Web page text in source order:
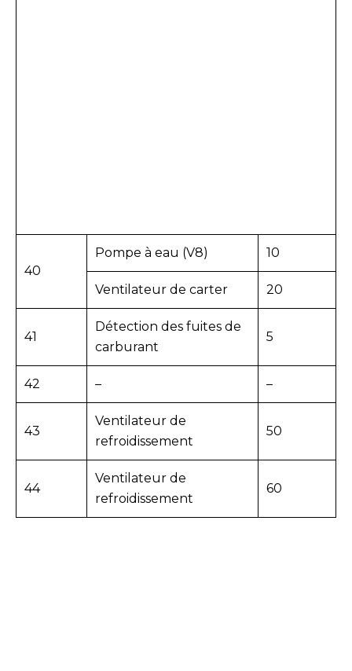
40
Pompe à eau (V8) 10
Ventilateur de carter 20
41
Détection des fuites de
carburant
5
42 – –
43
Ventilateur de
refroidissement
50
44
Ventilateur de
refroidissement
60